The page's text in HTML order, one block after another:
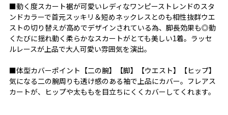
■動く度スカート裾が可愛いレディなワンピーストレンドのスタ
ンドカラーで首元スッキリ＆短めネックレスとのも相性抜群ウエ
ストの切り替えが高めでデザインされている為、脚長効果も◎動
くたびに揺れ動く柔らかなスカートがとても美しい1着。ラッセ
ルレースが上品で大人可愛い雰囲気を演出。
■体型カバーポイント【二の腕】【脚】【ウエスト】【ヒップ】
気になる二の腕周りも透け感のある袖で上品にカバー。フレアス
カートが、ヒップや太ももを目立ちにくくカバーしてくれます。